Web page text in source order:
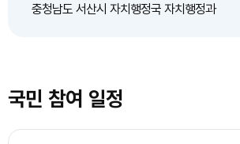
충청남도 서산시 자치행정국 자치행정과
국민 참여 일정